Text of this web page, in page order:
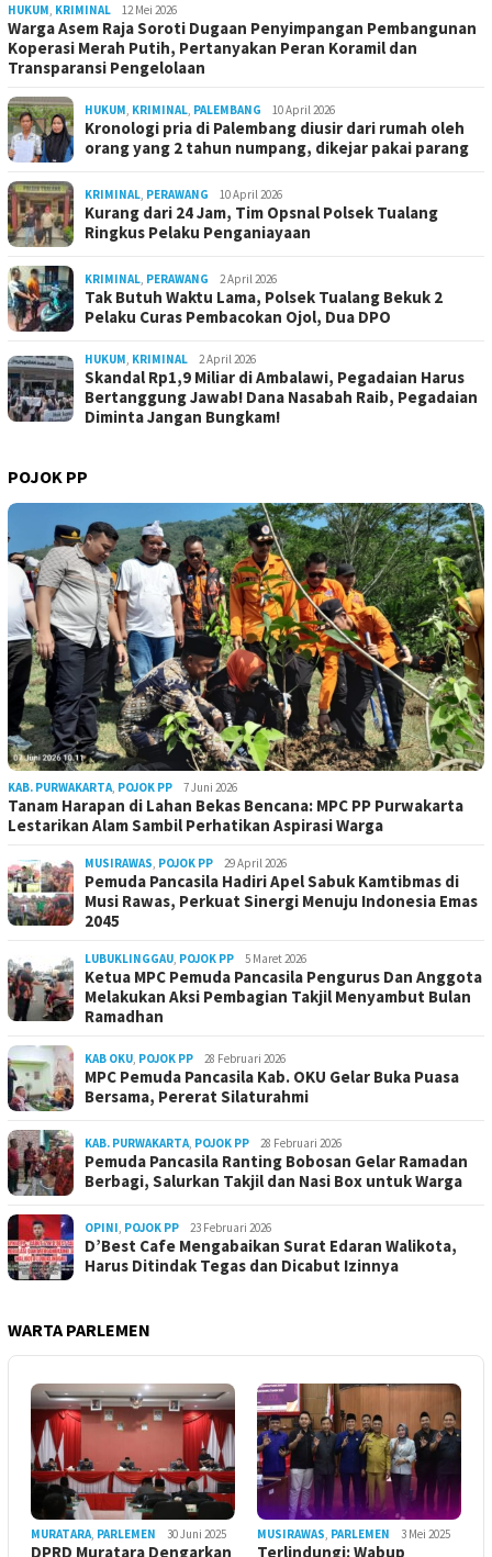
HUKUM, KRIMINAL 12 Mei 2026
Warga Asem Raja Soroti Dugaan Penyimpangan Pembangunan
Koperasi Merah Putih, Pertanyakan Peran Koramil dan
Transparansi Pengelolaan
HUKUM, KRIMINAL, PALEMBANG 10 April 2026
Kronologi pria di Palembang diusir dari rumah oleh
orang yang 2 tahun numpang, dikejar pakai parang
KRIMINAL, PERAWANG 10 April 2026
Kurang dari 24 Jam, Tim Opsnal Polsek Tualang
Ringkus Pelaku Penganiayaan
KRIMINAL, PERAWANG 2 April 2026
Tak Butuh Waktu Lama, Polsek Tualang Bekuk 2
Pelaku Curas Pembacokan Ojol, Dua DPO
HUKUM, KRIMINAL 2 April 2026
Skandal Rp1,9 Miliar di Ambalawi, Pegadaian Harus
Bertanggung Jawab! Dana Nasabah Raib, Pegadaian
Diminta Jangan Bungkam!
POJOK PP
KAB. PURWAKARTA, POJOK PP 7 Juni 2026
Tanam Harapan di Lahan Bekas Bencana: MPC PP Purwakarta
Lestarikan Alam Sambil Perhatikan Aspirasi Warga
MUSIRAWAS, POJOK PP 29 April 2026
Pemuda Pancasila Hadiri Apel Sabuk Kamtibmas di
Musi Rawas, Perkuat Sinergi Menuju Indonesia Emas
2045
LUBUKLINGGAU, POJOK PP 5 Maret 2026
Ketua MPC Pemuda Pancasila Pengurus Dan Anggota
Melakukan Aksi Pembagian Takjil Menyambut Bulan
Ramadhan
KAB OKU, POJOK PP 28 Februari 2026
MPC Pemuda Pancasila Kab. OKU Gelar Buka Puasa
Bersama, Pererat Silaturahmi
KAB. PURWAKARTA, POJOK PP 28 Februari 2026
Pemuda Pancasila Ranting Bobosan Gelar Ramadan
Berbagi, Salurkan Takjil dan Nasi Box untuk Warga
OPINI, POJOK PP 23 Februari 2026
D’Best Cafe Mengabaikan Surat Edaran Walikota,
Harus Ditindak Tegas dan Dicabut Izinnya
WARTA PARLEMEN
MURATARA, PARLEMEN 30 Juni 2025
DPRD Muratara Dengarkan
MUSIRAWAS, PARLEMEN 3 Mei 2025
Terlindungi: Wabup